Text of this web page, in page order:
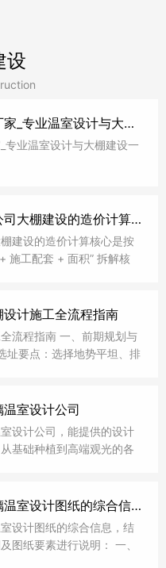
设
玻璃温室大棚建设厂家_专业温室设计与大棚建设一站式服务
专业温室设计与大棚建设一
山东寿光专业建棚公司大棚建设的造价计算核心
建设的造价计算核心是按
施工配套 + 面积” 拆解核
计算时需先定大棚类型，
人工 + 配套设备 + 其他费
成每平方米单价和总造价，
价计算方法，含不同棚型
计施工全流程指南
流程指南 一、前期规划与
址要点‌：选择地势平坦、排
土壤承载力...
室设计公司
设计公司，能提供的设计
基础种植到高端观光的各
单、造价低...
以下是关于专业玻璃温室设计图纸的综合信息
设计图纸的综合信息，结
图纸要素进行说明： 一、